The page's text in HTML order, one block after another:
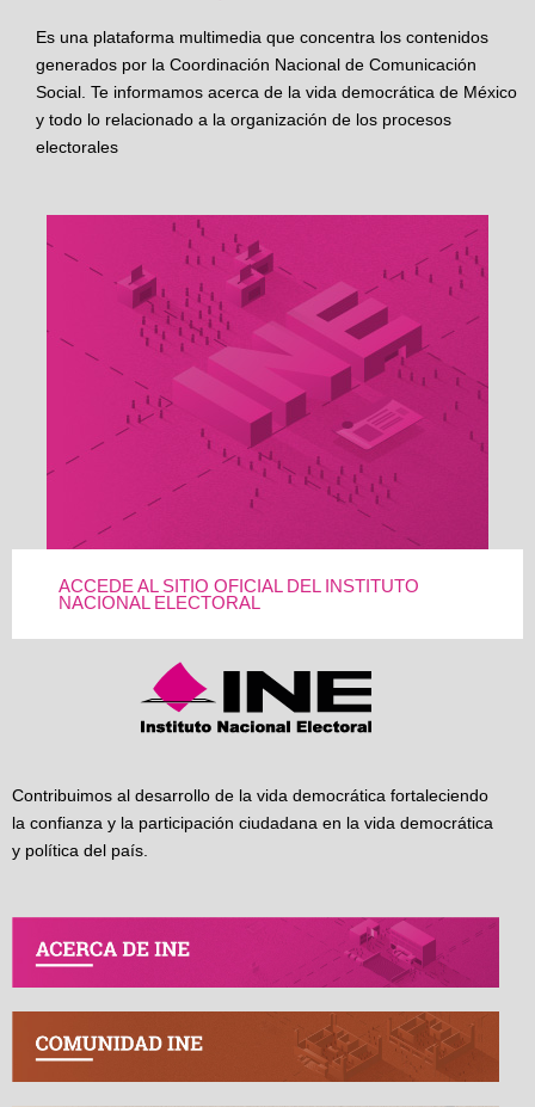
Es una plataforma multimedia que concentra los contenidos
generados por la Coordinación Nacional de Comunicación
Social. Te informamos acerca de la vida democrática de México
y todo lo relacionado a la organización de los procesos
electorales
ACCEDE AL SITIO OFICIAL DEL INSTITUTO
NACIONAL ELECTORAL
Contribuimos al desarrollo de la vida democrática fortaleciendo
la confianza y la participación ciudadana en la vida democrática
y política del país.